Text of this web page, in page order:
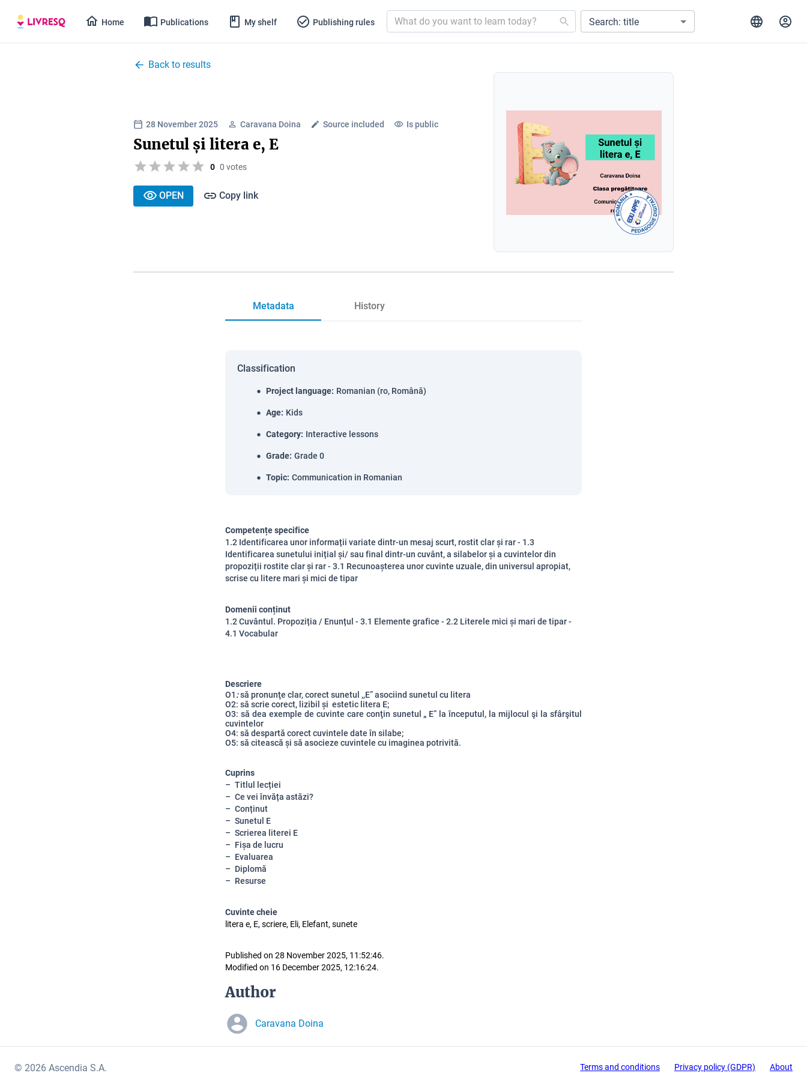
Home Publications My shelf Publishing rules Search: title
Back to results
28 November 2025 Caravana Doina Source included Is public
Sunetul și litera e, E
0 0 votes
OPEN Copy link
Metadata History
Classification
Project language: Romanian (ro, Română)
Age: Kids
Category: Interactive lessons
Grade: Grade 0
Topic: Communication in Romanian
Competențe specifice
1.2 Identificarea unor informații variate dintr-un mesaj scurt, rostit clar și rar - 1.3
Identificarea sunetului inițial și/ sau final dintr-un cuvânt, a silabelor și a cuvintelor din
propoziții rostite clar și rar - 3.1 Recunoașterea unor cuvinte uzuale, din universul apropiat,
scrise cu litere mari și mici de tipar
Domenii conținut
1.2 Cuvântul. Propoziția / Enunțul - 3.1 Elemente grafice - 2.2 Literele mici și mari de tipar -
4.1 Vocabular
Descriere
O1:să pronunţe clar, corect sunetul ,,E” asociind sunetul cu litera
O2: să scrie corect, lizibil și estetic litera E;
O3: să dea exemple de cuvinte care conţin sunetul „ E” la începutul, la mijlocul şi la sfârşitul
cuvintelor
O4: să despartă corect cuvintele date în silabe;
O5: să citească și să asocieze cuvintele cu imaginea potrivită.
Cuprins
Titlul lecției
Ce vei învăța astăzi?
Conținut
Sunetul E
Scrierea literei E
Fișa de lucru
Evaluarea
Diplomă
Resurse
Cuvinte cheie
litera e, E, scriere, Eli, Elefant, sunete
Published on 28 November 2025, 11:52:46.
Modified on 16 December 2025, 12:16:24.
Author
Caravana Doina
© 2026 Ascendia S.A. Terms and conditions Privacy policy (GDPR) About